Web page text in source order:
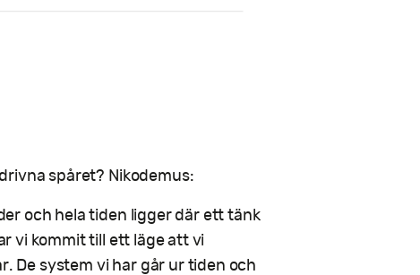
spåret? Nikodemus:
och hela tiden ligger där ett tänk
vi kommit till ett läge att vi
De system vi har går ur tiden och